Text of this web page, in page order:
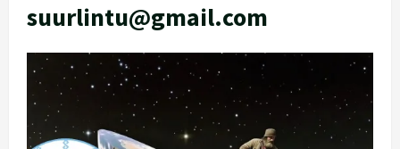
suurlintu@gmail.com